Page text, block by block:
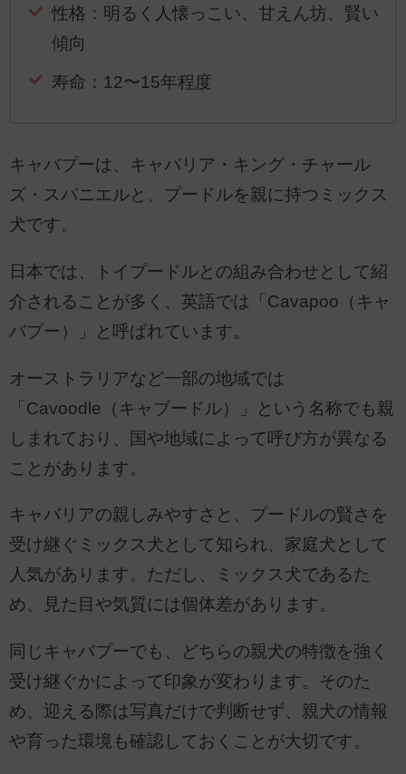
性格：明るく人懐っこい、甘えん坊、賢い
傾向
寿命：12〜15年程度
キャバプーは、キャバリア・キング・チャール
ズ・スパニエルと、プードルを親に持つミックス
犬です。
日本では、トイプードルとの組み合わせとして紹
介されることが多く、英語では「Cavapoo（キャ
バプー）」と呼ばれています。
オーストラリアなど一部の地域では
「Cavoodle（キャブードル）」という名称でも親
しまれており、国や地域によって呼び方が異なる
ことがあります。
キャバリアの親しみやすさと、プードルの賢さを
受け継ぐミックス犬として知られ、家庭犬として
人気があります。ただし、ミックス犬であるた
め、見た目や気質には個体差があります。
同じキャバプーでも、どちらの親犬の特徴を強く
受け継ぐかによって印象が変わります。そのた
め、迎える際は写真だけで判断せず、親犬の情報
や育った環境も確認しておくことが大切です。